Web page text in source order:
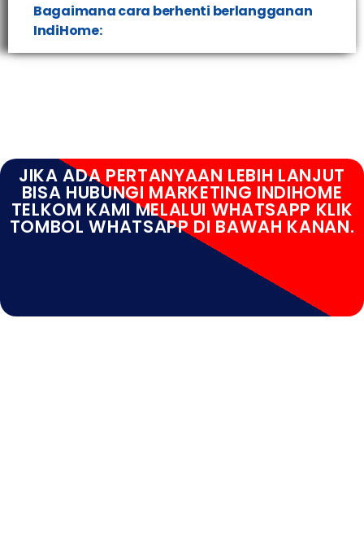
Bagaimana cara berhenti berlangganan
IndiHome:
JIKA ADA PERTANYAAN LEBIH LANJUT
BISA HUBUNGI MARKETING INDIHOME
TELKOM KAMI MELALUI WHATSAPP KLIK
TOMBOL WHATSAPP DI BAWAH KANAN.